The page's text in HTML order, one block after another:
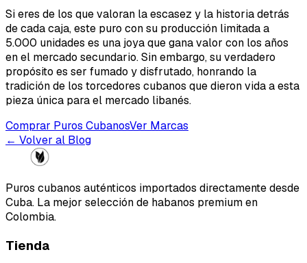
Si eres de los que valoran la escasez y la historia detrás
de cada caja, este puro con su producción limitada a
5.000 unidades es una joya que gana valor con los años
en el mercado secundario. Sin embargo, su verdadero
propósito es ser fumado y disfrutado, honrando la
tradición de los torcedores cubanos que dieron vida a esta
pieza única para el mercado libanés.
Comprar Puros CubanosVer Marcas
← Volver al Blog
Puros cubanos auténticos importados directamente desde
Cuba. La mejor selección de habanos premium en
Colombia.
Tienda